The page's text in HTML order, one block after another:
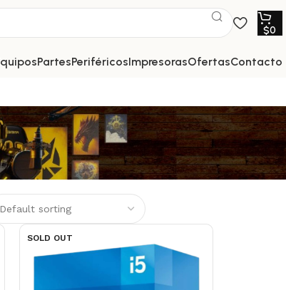
$0
equipos partes periféricos impresoras ofertas contacto
SOLD OUT